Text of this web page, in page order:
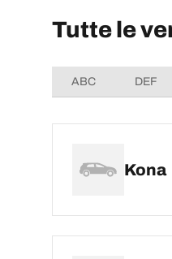
Tutte le
ABC DEF
Kona